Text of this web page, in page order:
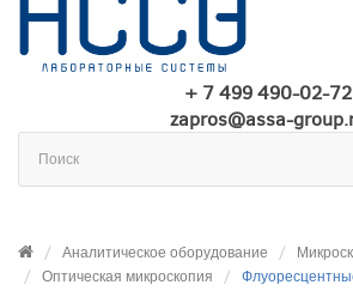
+ 7 499 490-02-72
zapros@assa-
Аналитическое оборудование
Оптическая микроскопия